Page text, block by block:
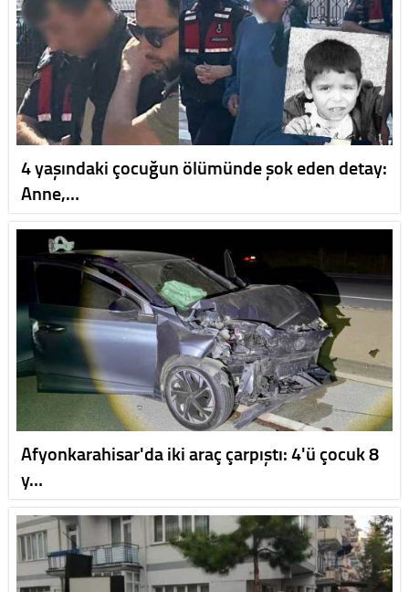
4 yaşındaki çocuğun ölümünde şok eden detay:
Anne,…
Afyonkarahisar'da iki araç çarpıştı: 4'ü çocuk 8
y…